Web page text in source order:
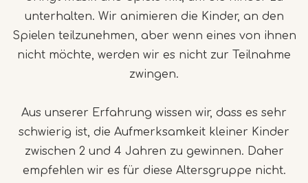
unterhalten. Wir animieren die Kinder, an den
Spielen teilzunehmen, aber wenn eines von ihnen
nicht möchte, werden wir es nicht zur Teilnahme
zwingen.
Aus unserer Erfahrung wissen wir, dass es sehr
schwierig ist, die Aufmerksamkeit kleiner Kinder
zwischen 2 und 4 Jahren zu gewinnen. Daher
empfehlen wir es für diese Altersgruppe nicht.